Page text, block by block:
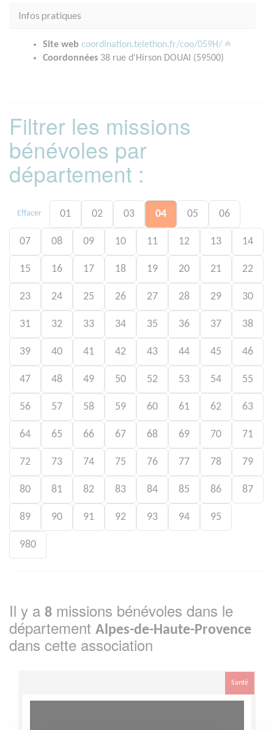
Infos pratiques
Site web coordination.telethon.fr/coo/059H/
Coordonnées 38 rue d'Hirson DOUAI (59500)
Filtrer les missions
bénévoles par
département :
Effacer 01 02 03 04 05 06
07 08 09 10 11 12 13 14
15 16 17 18 19 20 21 22
23 24 25 26 27 28 29 30
31 32 33 34 35 36 37 38
39 40 41 42 43 44 45 46
47 48 49 50 52 53 54 55
56 57 58 59 60 61 62 63
64 65 66 67 68 69 70 71
72 73 74 75 76 77 78 79
80 81 82 83 84 85 86 87
89 90 91 92 93 94 95
980
Il y a 8 missions bénévoles dans le
département Alpes-de-Haute-Provence
dans cette association
Santé